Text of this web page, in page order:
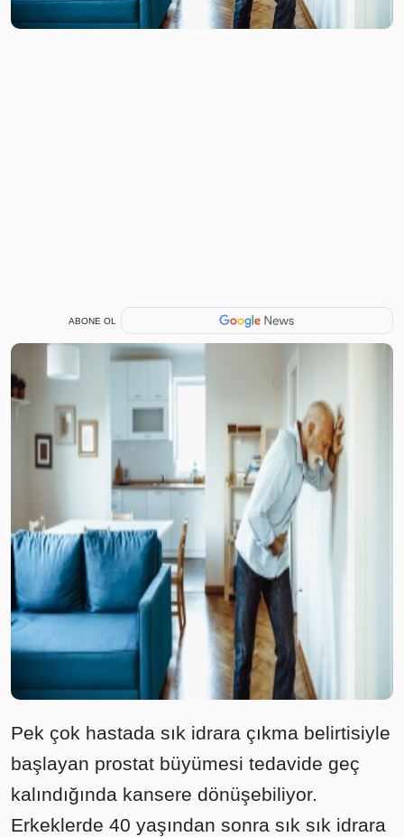
ABONE OL
Pek çok hastada sık idrara çıkma belirtisiyle
başlayan prostat büyümesi tedavide geç
kalındığında kansere dönüşebiliyor.
Erkeklerde 40 yaşından sonra sık sık idrara